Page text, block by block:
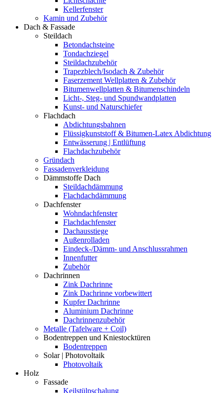
Kellerfenster
Kamin und Zubehör
Dach & Fassade
Steildach
Betondachsteine
Tondachziegel
Steildachzubehör
Trapezblech/Isodach & Zubehör
Faserzement Wellplatten & Zubehör
Bitumenwellplatten & Bitumenschindeln
Licht-, Steg- und Spundwandplatten
Kunst- und Naturschiefer
Flachdach
Abdichtungsbahnen
Flüssigkunststoff & Bitumen-Latex Abdichtung
Entwässerung | Entlüftung
Flachdachzubehör
Gründach
Fassadenverkleidung
Dämmstoffe Dach
Steildachdämmung
Flachdachdämmung
Dachfenster
Wohndachfenster
Flachdachfenster
Dachausstiege
Außenrolladen
Eindeck-/Dämm- und Anschlussrahmen
Innenfutter
Zubehör
Dachrinnen
Zink Dachrinne
Zink Dachrinne vorbewittert
Kupfer Dachrinne
Aluminium Dachrinne
Dachrinnenzubehör
Metalle (Tafelware + Coil)
Bodentreppen und Kniestocktüren
Bodentreppen
Solar | Photovoltaik
Photovoltaik
Holz
Fassade
Keilstülpschalung